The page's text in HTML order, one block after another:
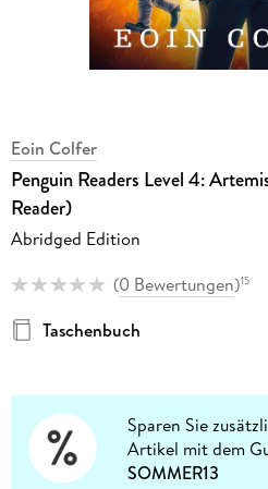
Eoin Colfer
Penguin Readers Level 4:
Reader)
Abridged Edition
(0 Bewertungen)15
Taschenbuch
Sparen Sie
Artikel mit dem
SOMMER13